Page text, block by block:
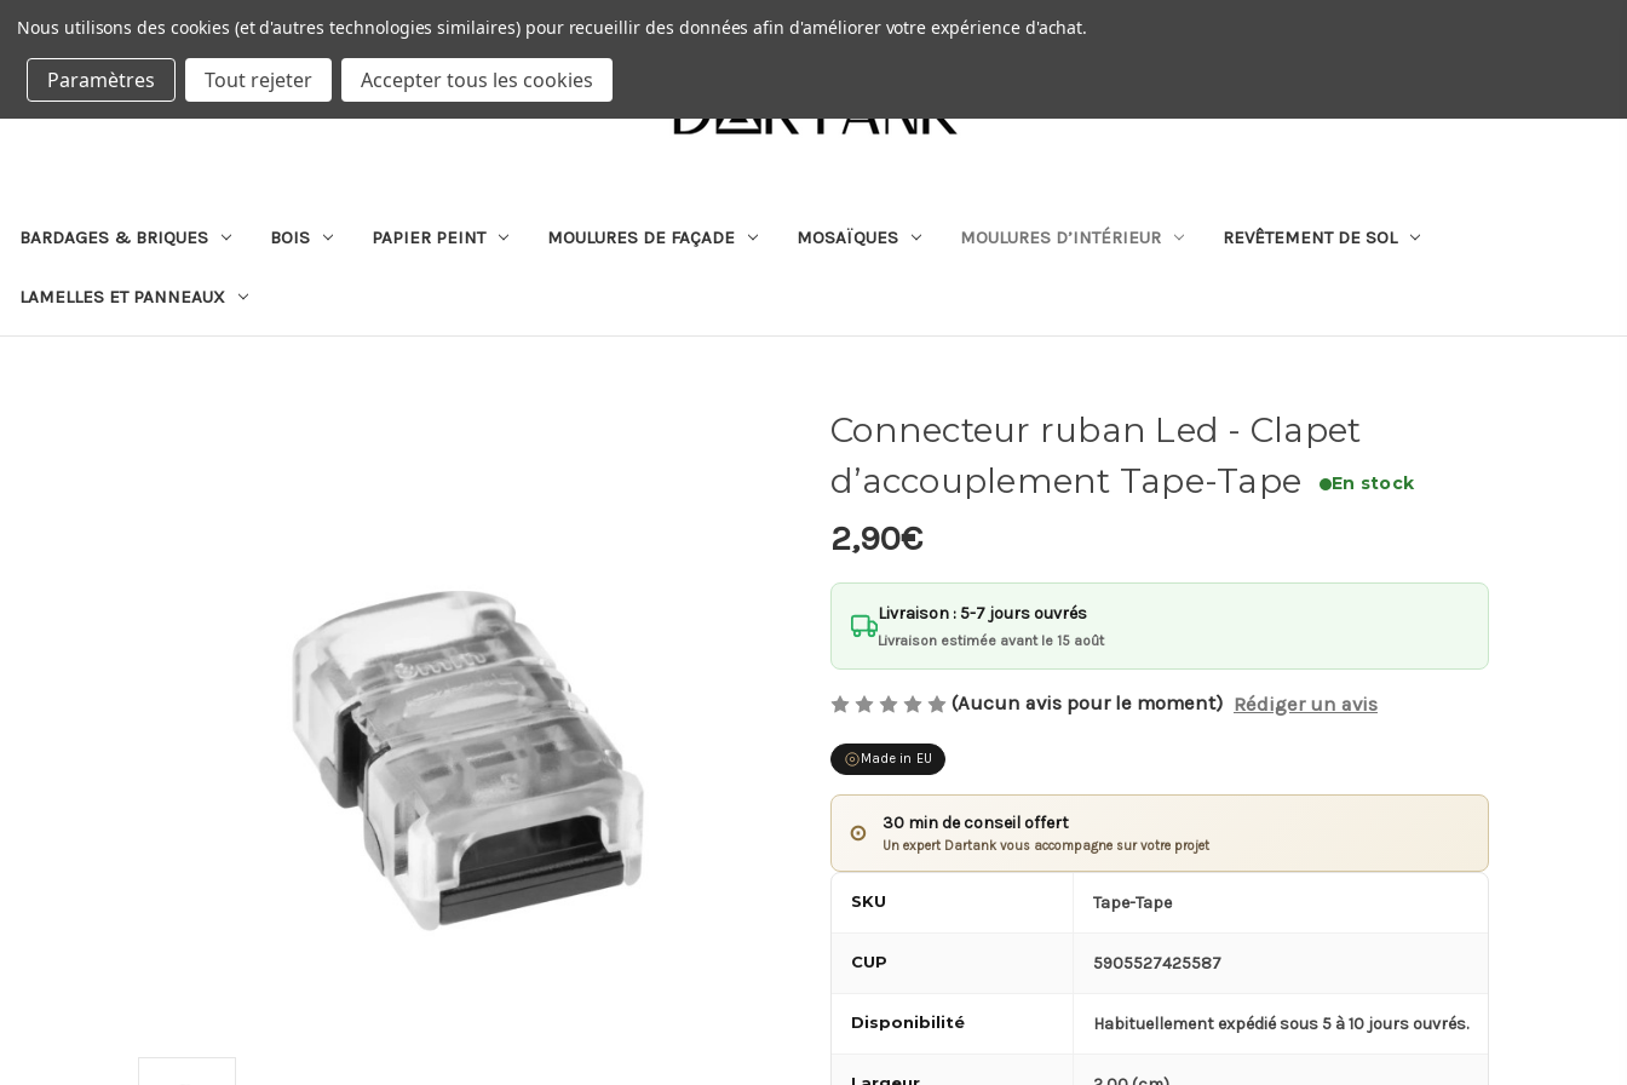
DEVISE : EUR
| RECHERCHER QUI SOMMES-NOUS
BARDAGES & BRIQUES BOIS PAPIER PEINT MOULURES DE FAÇADE MOSAÏQUES MOULURES D’INTÉRIEUR REVÊTEMENT DE SOL
LAMELLES ET PANNEAUX
Connecteur ruban Led - Clapet
d’accouplement Tape-Tape
En stock
2,90€
Livraison : 5-7 jours ouvrés
Livraison estimée avant le 15 août
(Aucun avis pour le moment) Rédiger un avis
Made in EU
⊙ 30 min de conseil offert
Un expert Dartank vous accompagne sur votre projet
SKU Tape-Tape
CUP 5905527425587
Disponibilité Habituellement expédié sous 5 à 10 jours ouvrés.
Nous utilisons des cookies (et d'autres technologies similaires) pour recueillir des données afin d'améliorer votre expérience d'achat.
Paramètres Tout rejeter Accepter tous les cookies